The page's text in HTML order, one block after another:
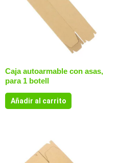
Caja autoarmable con asas,
para 1 botell
Añadir al carrito